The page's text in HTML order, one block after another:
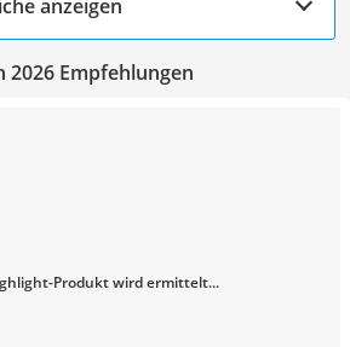
anzeigen
2026 Empfehlungen
Produkt wird ermittelt...